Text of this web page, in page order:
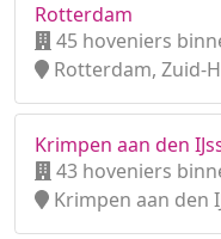
Rotterdam
45 hoveniers
Rotterdam, Zuid-
Krimpen aan den
43 hoveniers
Krimpen aan den